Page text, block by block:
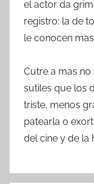
el actor da
registro: la de
le conocen
Cutre a mas no
sutiles que los
triste, menos
patearla o
del cine y de la